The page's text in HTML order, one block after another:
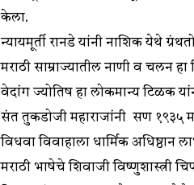
केला.
न्यायमूर्ती रानडे यांनी नाशिक येथे
मराठी साम्राज्यातील नाणी व चलन हा
वेदांग ज्योतिष हा लोकमान्य टिळक
संत तुकडोजी महाराजांनी सण १९३५
विधवा विवाहाला धार्मिक अधिष्ठान
मराठी भाषेचे शिवाजी विष्णुशास्त्री